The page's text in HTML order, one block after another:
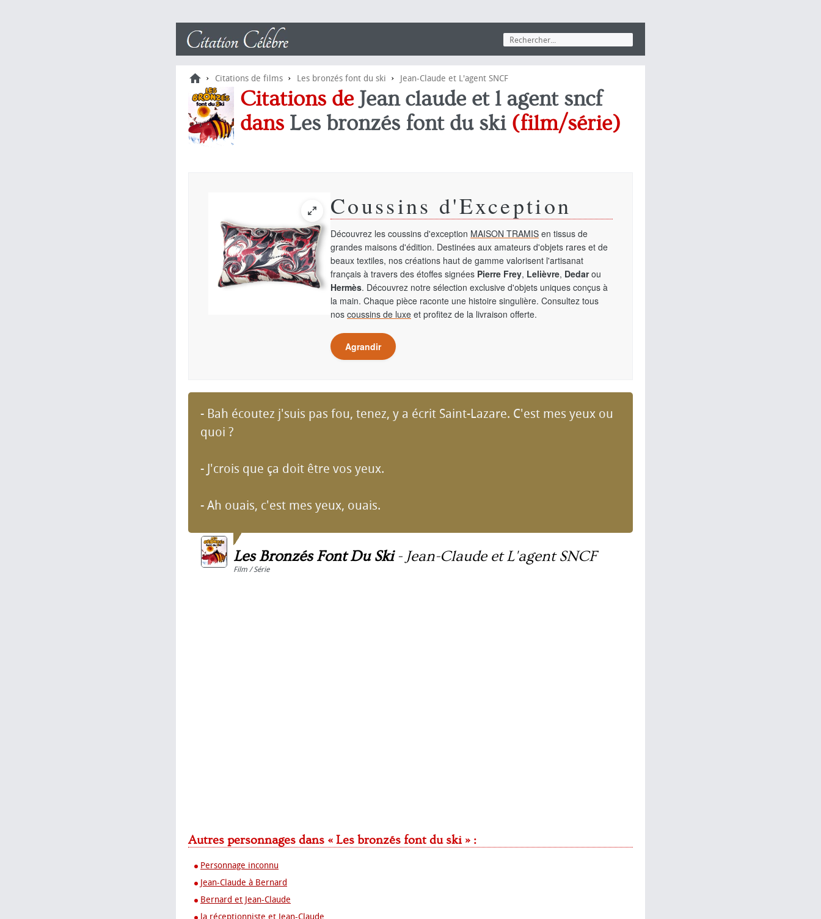
› Citations de films › Les bronzés font du ski › Jean-Claude et L'agent SNCF
Citations deJean claude et l agent sncf
dans Les bronzés font du ski(film/série)
Coussins d'Exception
Découvrez les coussins d'exception MAISON TRAMIS en tissus de
grandes maisons d'édition. Destinées aux amateurs d'objets rares et de
beaux textiles, nos créations haut de gamme valorisent l'artisanat
français à travers des étoffes signées Pierre Frey, Lelièvre, Dedarou
Hermès. Découvrez notre sélection exclusive d'objets uniques conçus à
la main. Chaque pièce raconte une histoire singulière. Consultez tous
nos coussins de luxe et profitez de la livraison offerte.
Agrandir
- Bah écoutez j'suis pas fou, tenez, y a écrit Saint-Lazare. C'est mes yeux ou
quoi ?
- J'crois que ça doit être vos yeux.
- Ah ouais, c'est mes yeux, ouais.
Les Bronzés Font Du Ski- Jean-Claude et L'agent SNCF
Film / Série
Autres personnages dans « Les bronzés font du ski » :
Personnage inconnu
Jean-Claude à Bernard
Bernard et Jean-Claude
la réceptionniste et Jean-Claude